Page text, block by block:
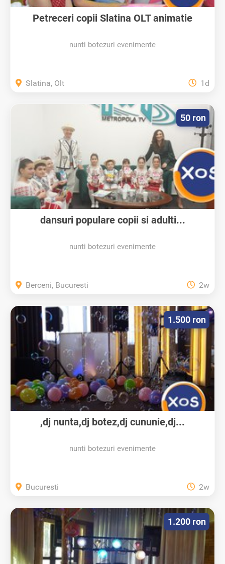
Petreceri copii Slatina OLT animatie
nunti botezuri evenimente
Slatina, Olt 1d
dansuri populare copii si adulti...
nunti botezuri evenimente
50 ron
Berceni, Bucuresti 2w
,dj nunta,dj botez,dj cununie,dj...
nunti botezuri evenimente
1.500 ron
Bucuresti 2w
1.200 ron